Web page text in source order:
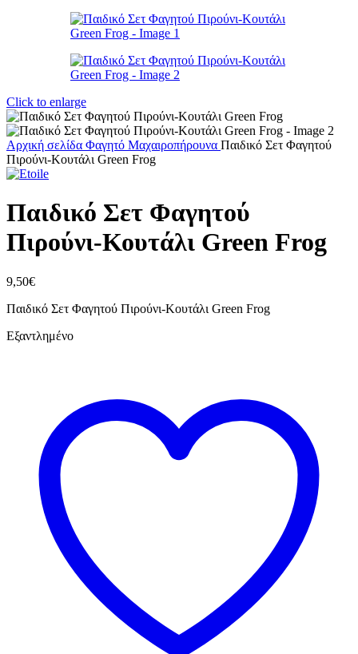
Click to enlarge
Αρχική σελίδα Φαγητό Μαχαιροπήρουνα Παιδικό Σετ Φαγητού
Πιρούνι-Κουτάλι Green Frog
Παιδικό Σετ Φαγητού
Πιρούνι-Κουτάλι Green Frog
9,50€
Παιδικό Σετ Φαγητού Πιρούνι-Κουτάλι Green Frog
Εξαντλημένο